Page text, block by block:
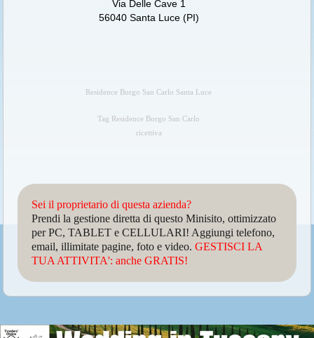
Via Delle Cave 1
56040 Santa Luce (PI)
Residence Borgo San Carlo Santa Luce
Tag Residence Borgo San Carlo
ricettiva
Sei il proprietario di questa azienda?
Prendi la gestione diretta di questo Minisito, ottimizzato
per PC, TABLET e CELLULARI! Aggiungi telefono,
email, illimitate pagine, foto e video.GESTISCI LA
TUA ATTIVITA': anche GRATIS!